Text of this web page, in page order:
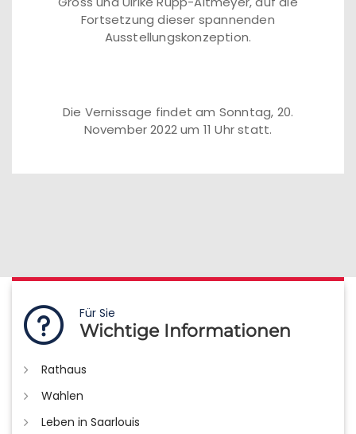
Fortsetzung dieser spannenden
Ausstellungskonzeption.
Die Vernissage findet am Sonntag, 20.
November 2022 um 11 Uhr statt.
Für Sie
Wichtige Informationen
Rathaus
Wahlen
Leben in Saarlouis